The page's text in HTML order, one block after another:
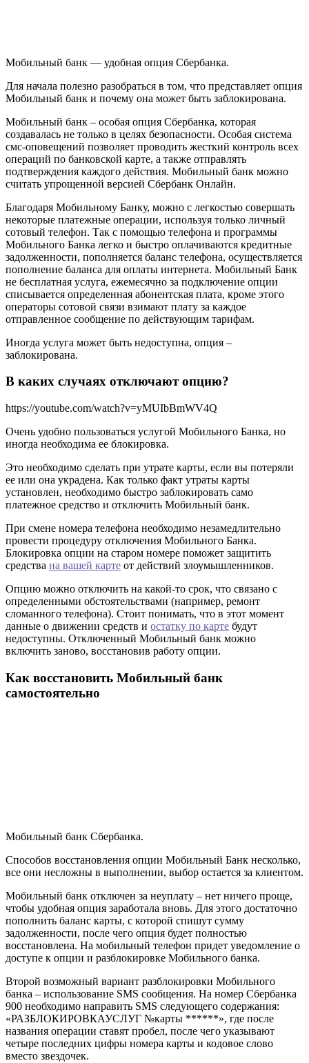
Мобильный банк — удобная опция Сбербанка.
Для начала полезно разобраться в том, что представляет опция
Мобильный банк и почему она может быть заблокирована.
Мобильный банк – особая опция Сбербанка, которая
создавалась не только в целях безопасности. Особая система
смс-оповещений позволяет проводить жесткий контроль всех
операций по банковской карте, а также отправлять
подтверждения каждого действия. Мобильный банк можно
считать упрощенной версией Сбербанк Онлайн.
Благодаря Мобильному Банку, можно с легкостью совершать
некоторые платежные операции, используя только личный
сотовый телефон. Так с помощью телефона и программы
Мобильного Банка легко и быстро оплачиваются кредитные
задолженности, пополняется баланс телефона, осуществляется
пополнение баланса для оплаты интернета. Мобильный Банк
не бесплатная услуга, ежемесячно за подключение опции
списывается определенная абонентская плата, кроме этого
операторы сотовой связи взимают плату за каждое
отправленное сообщение по действующим тарифам.
Иногда услуга может быть недоступна, опция –
заблокирована.
В каких случаях отключают опцию?
https://youtube.com/watch?v=yMUIbBmWV4Q
Очень удобно пользоваться услугой Мобильного Банка, но
иногда необходима ее блокировка.
Это необходимо сделать при утрате карты, если вы потеряли
ее или она украдена. Как только факт утраты карты
установлен, необходимо быстро заблокировать само
платежное средство и отключить Мобильный банк.
При смене номера телефона необходимо незамедлительно
провести процедуру отключения Мобильного Банка.
Блокировка опции на старом номере поможет защитить
средства на вашей карте от действий злоумышленников.
Опцию можно отключить на какой-то срок, что связано с
определенными обстоятельствами (например, ремонт
сломанного телефона). Стоит понимать, что в этот момент
данные о движении средств и остатку по карте будут
недоступны. Отключенный Мобильный банк можно
включить заново, восстановив работу опции.
Как восстановить Мобильный банк
самостоятельно
Мобильный банк Сбербанка.
Способов восстановления опции Мобильный Банк несколько,
все они несложны в выполнении, выбор остается за клиентом.
Мобильный банк отключен за неуплату – нет ничего проще,
чтобы удобная опция заработала вновь. Для этого достаточно
пополнить баланс карты, с которой спишут сумму
задолженности, после чего опция будет полностью
восстановлена. На мобильный телефон придет уведомление о
доступе к опции и разблокировке Мобильного банка.
Второй возможный вариант разблокировки Мобильного
банка – использование SMS сообщения. На номер Сбербанка
900 необходимо направить SMS следующего содержания:
«РАЗБЛОКИРОВКАУСЛУГ №карты ******», где после
названия операции ставят пробел, после чего указывают
четыре последних цифры номера карты и кодовое слово
вместо звездочек.